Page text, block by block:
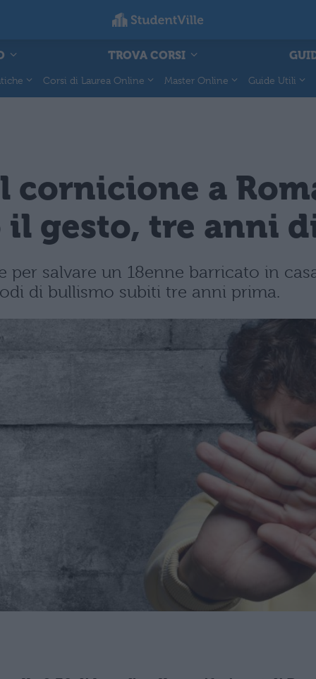
TROVA CORSI
Corsi di Laurea Online Master Online Guide Utili
cornicione a
il gesto, tre anni
per salvare un 18enne barricato in
di bullismo subiti tre anni prima.